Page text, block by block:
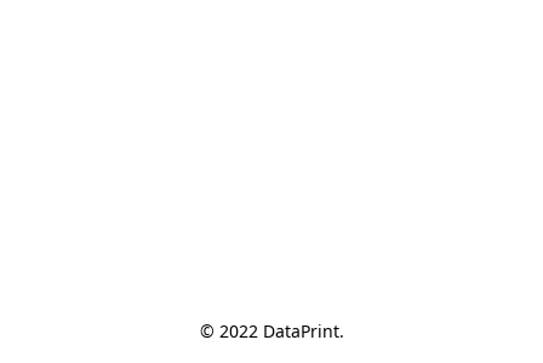
© 2022 DataPrint.